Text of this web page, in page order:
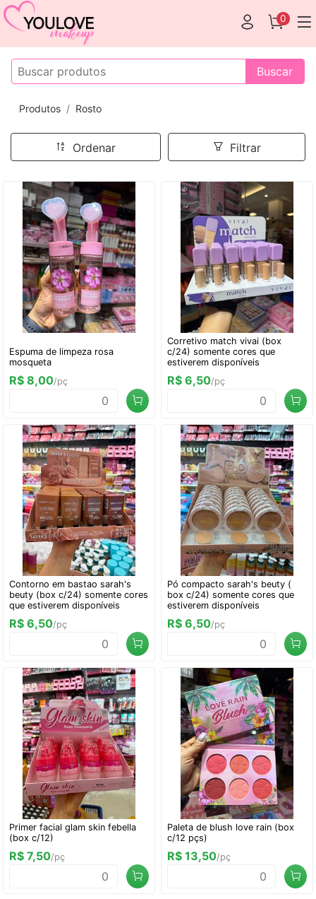
0
Buscar
Produtos Rosto
Ordenar Filtrar
Espuma de limpeza rosa
mosqueta
R$ 8,00/pç
Corretivo match vivai (box
c/24) somente cores que
estiverem disponíveis
R$ 6,50/pç
Contorno em bastao sarah's
beuty (box c/24) somente cores
que estiverem disponíveis
R$ 6,50/pç
Pó compacto sarah's beuty (
box c/24) somente cores que
estiverem disponíveis
R$ 6,50/pç
Primer facial glam skin febella
(box c/12)
R$ 7,50/pç
Paleta de blush love rain (box
c/12 pçs)
R$ 13,50/pç